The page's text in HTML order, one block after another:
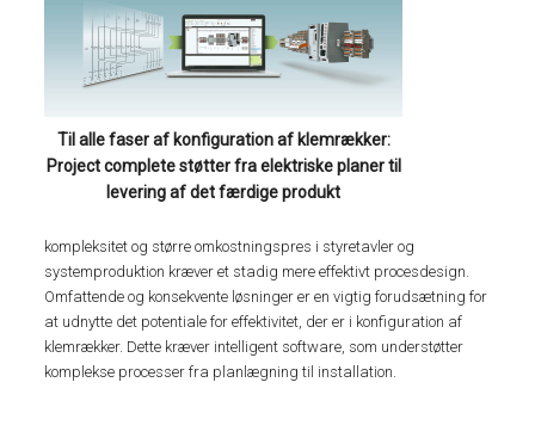
Til alle faser af konfiguration af klemrækker:
Project complete støtter fra elektriske planer til
levering af det færdige produkt
kompleksitet og større omkostningspres i styretavler og
systemproduktion kræver et stadig mere effektivt procesdesign.
Omfattende og konsekvente løsninger er en vigtig forudsætning for
at udnytte det potentiale for effektivitet, der er i konfiguration af
klemrækker. Dette kræver intelligent software, som understøtter
komplekse processer fra planlægning til installation.